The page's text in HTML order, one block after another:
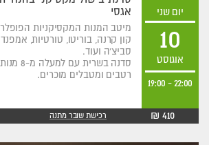
יום שני
10
אוגוסט
22:00
-
19:00
אגסי
מיטב המנות המקסיקניות
קון קרנה, בוריטו, טורטיות,
סביצ'ה ועוד.
סדנה בשרית עם
רטבים ומטבלים מוכרים.
410 ₪ רכישת שובר מתנה